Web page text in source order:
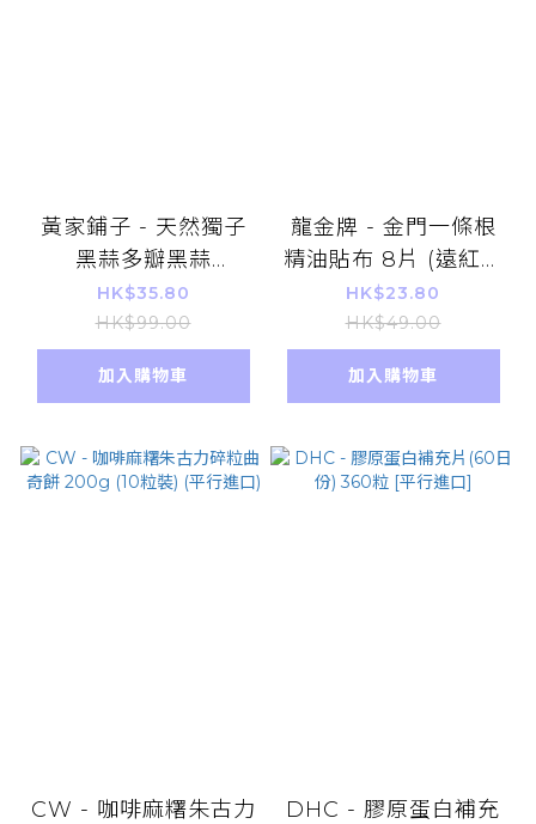
黃家鋪子 - 天然獨子
黑蒜多瓣黑蒜
200g(黑)
HK$35.80
HK$99.00
加入購物車
龍金牌 - 金門一條根
精油貼布 8片 (遠紅外
線能量 溫熱型) 平行進
口貨品
HK$23.80
HK$49.00
加入購物車
CW - 咖啡麻糬朱古力
DHC - 膠原蛋白補充